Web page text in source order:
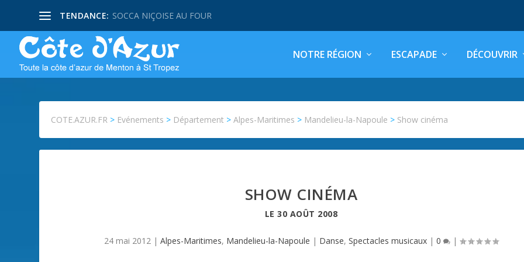
TENDANCE: SOCCA NIÇOISE AU FOUR
NOTRE RÉGION ESCAPADE DÉCOUVRIR
COTE.AZUR.FR > Evénements > Département >Alpes-Maritimes > Mandelieu-la-Napoule > Show cinéma
SHOW CINÉMA
LE30 AOÛT 2008
24 mai 2012| Alpes-Maritimes, Mandelieu-la-Napoule | Danse, Spectacles musicaux| 0 |